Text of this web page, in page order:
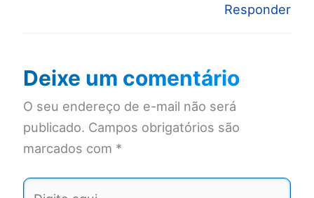
Responder
Deixe um comentário
O seu endereço de e-mail não será
publicado. Campos obrigatórios são
marcados com *
Digite